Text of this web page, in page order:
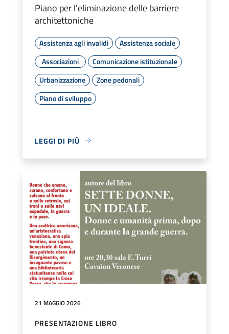
Piano per l'eliminazione delle barriere
architettoniche
Assistenza agli invalidi
Assistenza sociale
Associazioni
Comunicazione istituzionale
Urbanizzazione
Zone pedonali
Piano di sviluppo
LEGGI DI PIÙ
21 MAGGIO 2026
PRESENTAZIONE LIBRO